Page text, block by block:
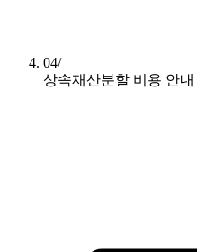
04/
상속재산분할 비용 안내